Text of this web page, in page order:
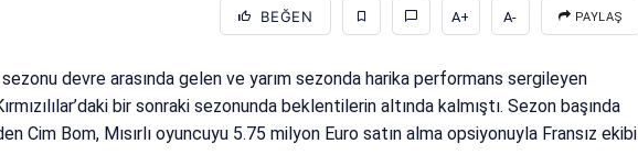
BEĞEN A+ A- PAYLAŞ
devre arasında gelen ve yarım sezonda harika performans sergileyen
bir sonraki sezonunda beklentilerin altında kalmıştı. Sezon başında
Cim Bom, Mısırlı oyuncuyu 5.75 milyon Euro satın alma opsiyonuyla Fransız ekibi